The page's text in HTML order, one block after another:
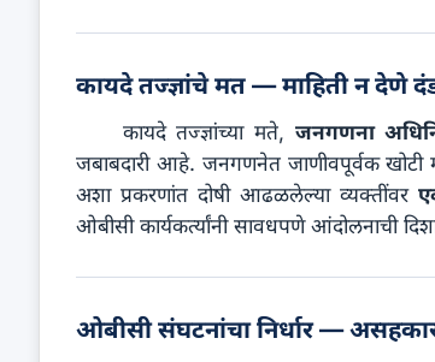
कायदे तज्ज्ञांचे मत — माहिती न देणे
कायदे तज्ज्ञांच्या मते, जनगणना
जबाबदारी आहे. जनगणनेत जाणीवपूर्वक खोटी
अशा प्रकरणांत दोषी आढळलेल्या व्यक्तींवर
ओबीसी कार्यकर्त्यांनी सावधपणे आंदोलनाची
ओबीसी संघटनांचा निर्धार —